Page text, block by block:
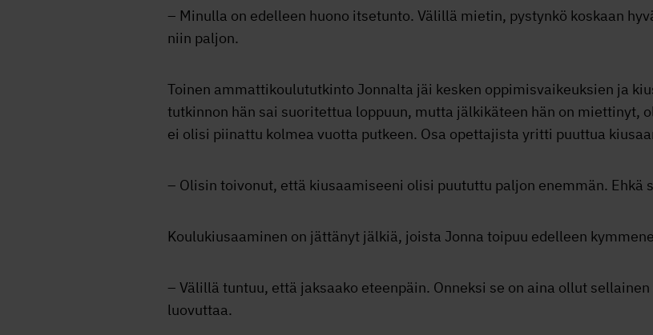
– Minulla on edelleen huono itsetunto. Välillä mietin, pystynkö koskaan
niin paljon.
Toinen ammattikoulututkinto Jonnalta jäi kesken oppimisvaikeuksien ja
tutkinnon hän sai suoritettua loppuun, mutta jälkikäteen hän on miettinyt,
ei olisi piinattu kolmea vuotta putkeen. Osa opettajista yritti puuttua
– Olisin toivonut, että kiusaamiseeni olisi puututtu paljon enemmän.
Koulukiusaaminen on jättänyt jälkiä, joista Jonna toipuu edelleen
– Välillä tuntuu, että jaksaako eteenpäin. Onneksi se on aina ollut
luovuttaa.